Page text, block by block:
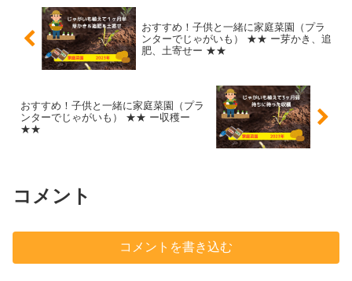
おすすめ！子供と一緒に家庭菜園（プラ
ンターでじゃがいも） ★★ ー芽かき、追
肥、土寄せー ★★
おすすめ！子供と一緒に家庭菜園（プラ
ンターでじゃがいも） ★★ ー収穫ー
★★
コメント
コメントを書き込む